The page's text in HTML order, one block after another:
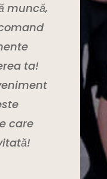
muncă,
ta!
care